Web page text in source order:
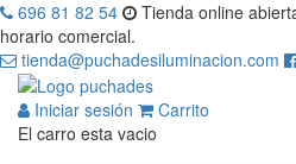
696 81 82 54 Tienda online
horario comercial.
tienda@puchadesiluminacion.com
Iniciar sesión
Carrito
El carro esta vacio